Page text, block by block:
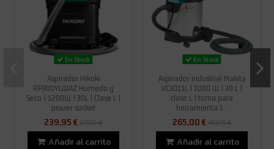
En Stock
Aspirador Hikoki
RP300YLWAZ Humedo y
Seco | 1200W | 30L | Clase L |
power socket
239,95 €279,51 €
Añadir al carrito
En Stock
Aspirador industrial Makita
VC3011L | 1000 W | 30 L |
clase L | toma para
herramienta |...
265,00 €453,75 €
Añadir al carrito